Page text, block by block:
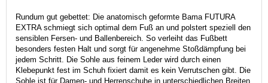
Rundum gut gebettet: Die anatomisch geformte Bama FUTURA
EXTRA schmiegt sich optimal dem Fuß an und polstert speziell den
sensiblen Fersen- und Ballenbereich. So verleiht das Fußbett
besonders festen Halt und sorgt für angenehme Stoßdämpfung bei
jedem Schritt. Die Sohle aus feinem Leder wird durch einen
Klebepunkt fest im Schuh fixiert damit es kein Verrutschen gibt. Die
Sohle ist für Damen- und Herrenschuhe in unterschiedlichen Breiten